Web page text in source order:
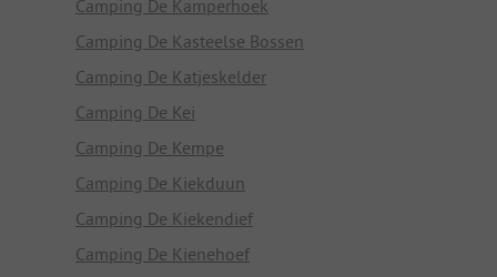
Camping De Kamperhoek
Camping De Kasteelse Bossen
Camping De Katjeskelder
Camping De Kei
Camping De Kempe
Camping De Kiekduun
Camping De Kiekendief
Camping De Kienehoef